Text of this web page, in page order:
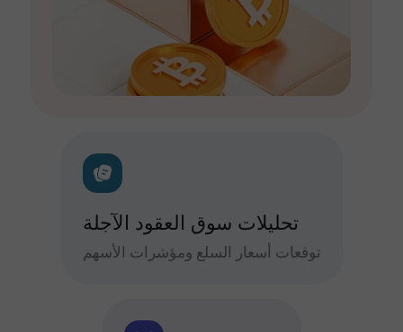
تحليلات سوق العقود الآجلة
توقعات أسعار السلع ومؤشرات الأسهم